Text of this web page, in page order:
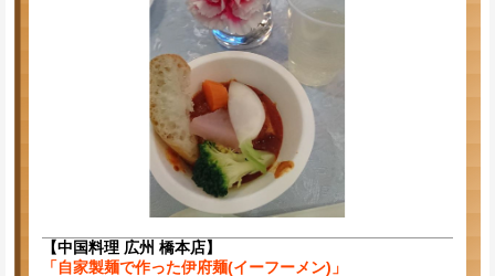
【中国料理 広州 橋本店】
「自家製麺で作った伊府麺(イーフーメン)」